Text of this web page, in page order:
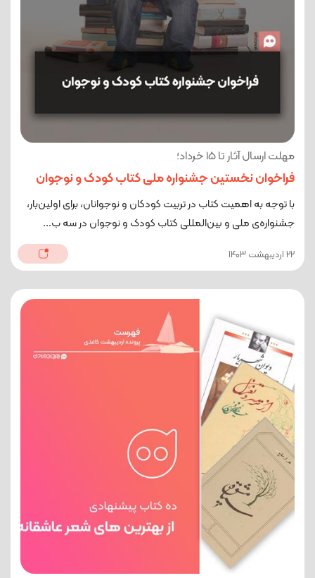
مهلت ارسال آثار تا 15 خرداد؛
فراخوان نخستین جشنواره ملی کتاب کودک و نوجوان
با توجه به اهمیت کتاب در تربیت کودکان و نوجوانان، برای اولین‌بار،
جشنواره‌ی ملی و بین‌المللی کتاب‌ کودک و نوجوان در سه ب...
22 اردیبهشت 1403